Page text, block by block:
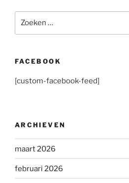
naar:
FACEBOOK
[custom-facebook-feed]
ARCHIEVEN
maart 2026
februari 2026